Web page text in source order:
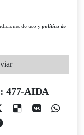
de uso y política de
477-AIDA